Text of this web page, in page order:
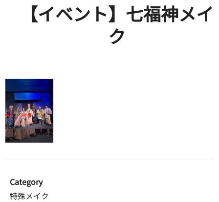
【イベント】七福神メイ
ク
Category
特殊メイク